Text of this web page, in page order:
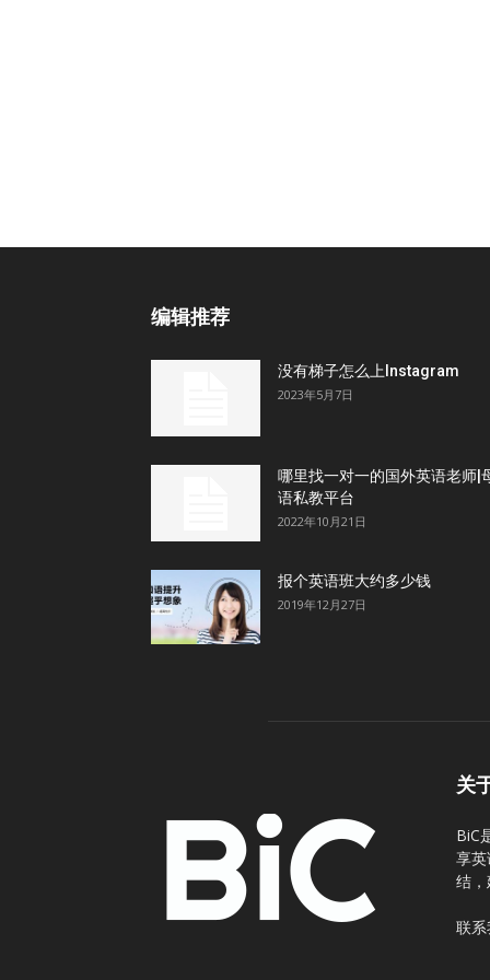
编辑推荐
没有梯子怎么上Instagram
2023年5月7日
哪里找一对一的国外英语老师|
语私教平台
2022年10月21日
报个英语班大约多少钱
2019年12月27日
关
BiC
享
结
联